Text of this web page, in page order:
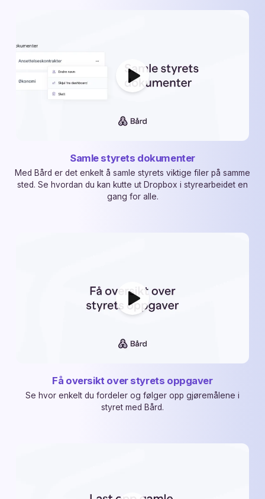
Samle styrets dokumenter
Med Bård er det enkelt å samle styrets viktige filer på samme
sted. Se hvordan du kan kutte ut Dropbox i styrearbeidet en
gang for alle.
Få oversikt over styrets oppgaver
Se hvor enkelt du fordeler og følger opp gjøremålene i
styret med Bård.